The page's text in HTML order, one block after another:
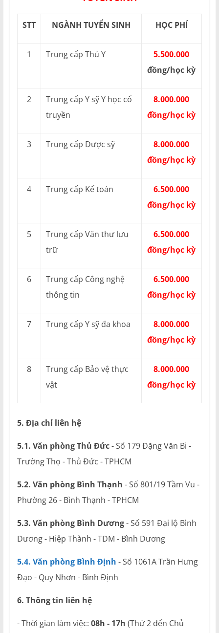
STT NGÀNH TUYỂN SINH HỌC PHÍ
1 Trung cấp Thú Y
5.500.000
đồng/học kỳ
2
Trung cấp Y sỹ Y học cổ
truyền
8.000.000
đồng/học kỳ
3 Trung cấp Dược sỹ
8.000.000
đồng/học kỳ
4 Trung cấp Kế toán
6.500.000
đồng/học kỳ
5
Trung cấp Văn thư lưu
trữ
6.500.000
đồng/học kỳ
6
Trung cấp Công nghệ
thông tin
6.500.000
đồng/học kỳ
7 Trung cấp Y sỹ đa khoa
8.000.000
đồng/học kỳ
8
Trung cấp Bảo vệ thực
vật
8.000.000
đồng/học kỳ
5. Địa chỉ liên hệ
5.1. Văn phòng Thủ Đức- Số 179 Đặng Văn Bi -
Trường Thọ - Thủ Đức - TPHCM
5.2. Văn phòng Bình Thạnh - Số 801/19 Tầm Vu -
Phường 26 - Bình Thạnh - TPHCM
5.3. Văn phòng Bình Dương- Số 591 Đại lộ Bình
Dương - Hiệp Thành - TDM - Bình Dương
5.4. Văn phòng Bình Định - Số 1061A Trần Hưng
Đạo - Quy Nhơn - Bình Định
6. Thông tin liên hệ
- Thời gian làm việc: 08h - 17h (Thứ 2 đến Chủ